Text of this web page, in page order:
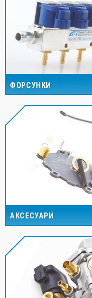
ФОРСУНКИ
АКСЕСУАРИ